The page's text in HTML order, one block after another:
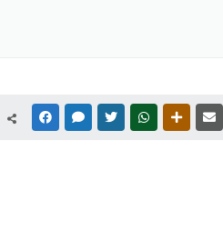
FACEBOOKMESSENGER
TWITTERWHATSAPP